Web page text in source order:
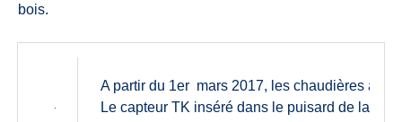
bois.
A partir du 1er mars 2017, les chaudières
Le capteur TK inséré dans le puisard de la